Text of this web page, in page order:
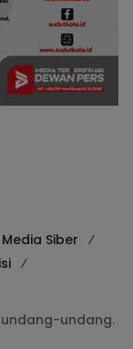
Siber
undang.